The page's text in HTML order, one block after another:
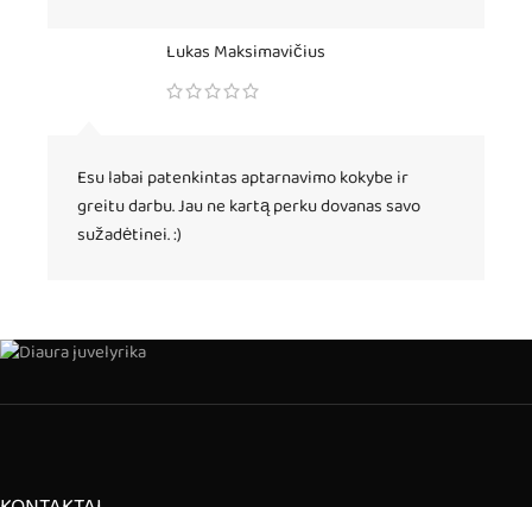
Lukas Maksimavičius
Esu labai patenkintas aptarnavimo kokybe ir
greitu darbu. Jau ne kartą perku dovanas savo
sužadėtinei. :)